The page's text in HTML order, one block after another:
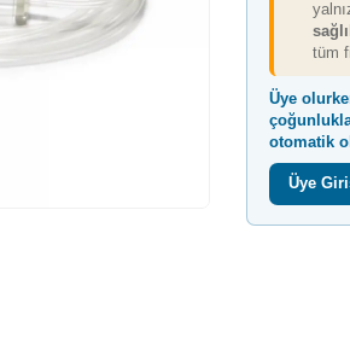
tüm
Üye
otomatik
Üye
7000
ASM